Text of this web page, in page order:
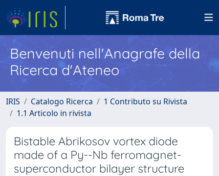
Benvenuti nell'Anagrafe della
Ricerca d'Ateneo
IRIS Catalogo Ricerca
1 Contributo su Rivista
1.1 Articolo in rivista
Bistable Abrikosov vortex diode
made of a Py--Nb ferromagnet-
superconductor bilayer structure